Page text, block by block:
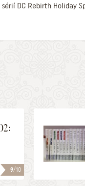
DC Rebirth Holiday
9/10